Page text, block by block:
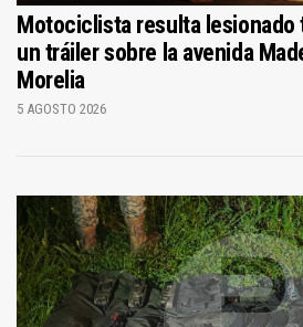
Motociclista resulta lesionado
un tráiler sobre la avenida
Morelia
5 AGOSTO 2026